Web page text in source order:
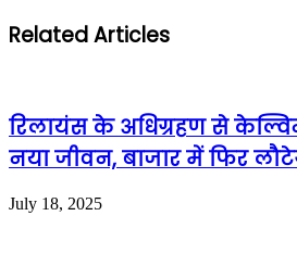
Related Articles
रिलायंस के अधिग्रहण से
नया जीवन, बाजार में फिर
July 18, 2025